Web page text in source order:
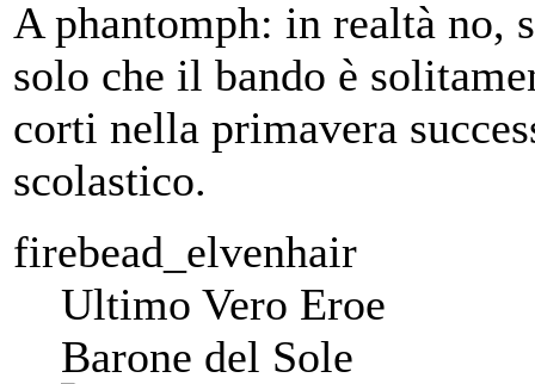
A phantomph: in realtà no,
solo che il bando è
corti nella primavera
scolastico.
firebead_elvenhair
Ultimo Vero Eroe
Barone del Sole